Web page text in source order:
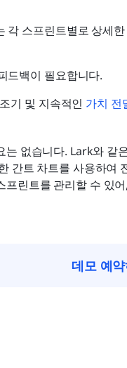
각 스프린트별로 상세
드백이 필요합니다.
기 및 지속적인 가치 전
없습니다. Lark와 같
간트 차트를 사용하여
린트를 관리할 수 있
데모 예